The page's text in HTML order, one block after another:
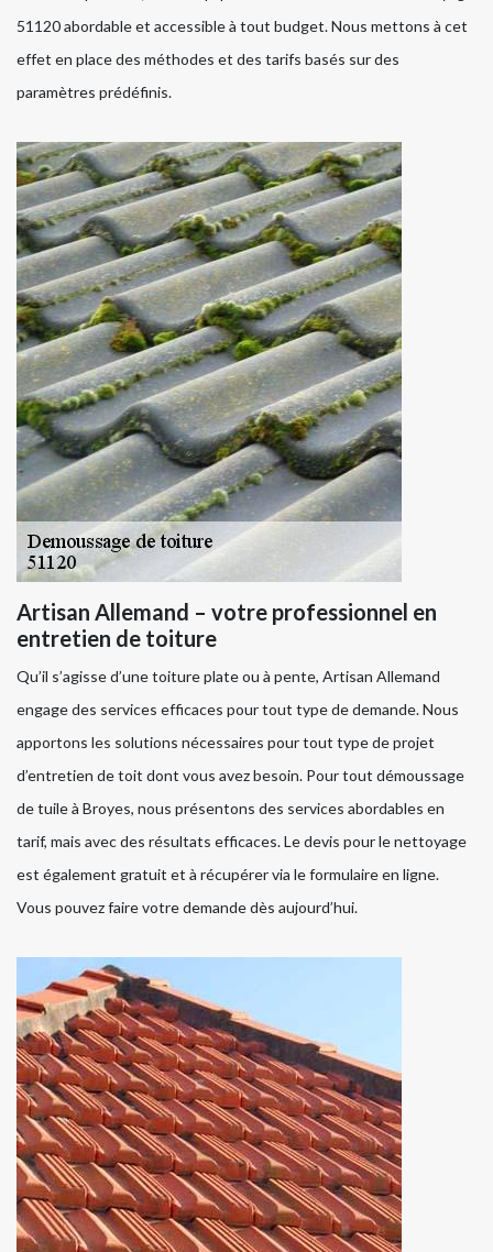
51120 abordable et accessible à tout budget. Nous mettons à cet
effet en place des méthodes et des tarifs basés sur des
paramètres prédéfinis.
Artisan Allemand – votre professionnel en
entretien de toiture
Qu’il s’agisse d’une toiture plate ou à pente, Artisan Allemand
engage des services efficaces pour tout type de demande. Nous
apportons les solutions nécessaires pour tout type de projet
d’entretien de toit dont vous avez besoin. Pour tout démoussage
de tuile à Broyes, nous présentons des services abordables en
tarif, mais avec des résultats efficaces. Le devis pour le nettoyage
est également gratuit et à récupérer via le formulaire en ligne.
Vous pouvez faire votre demande dès aujourd’hui.